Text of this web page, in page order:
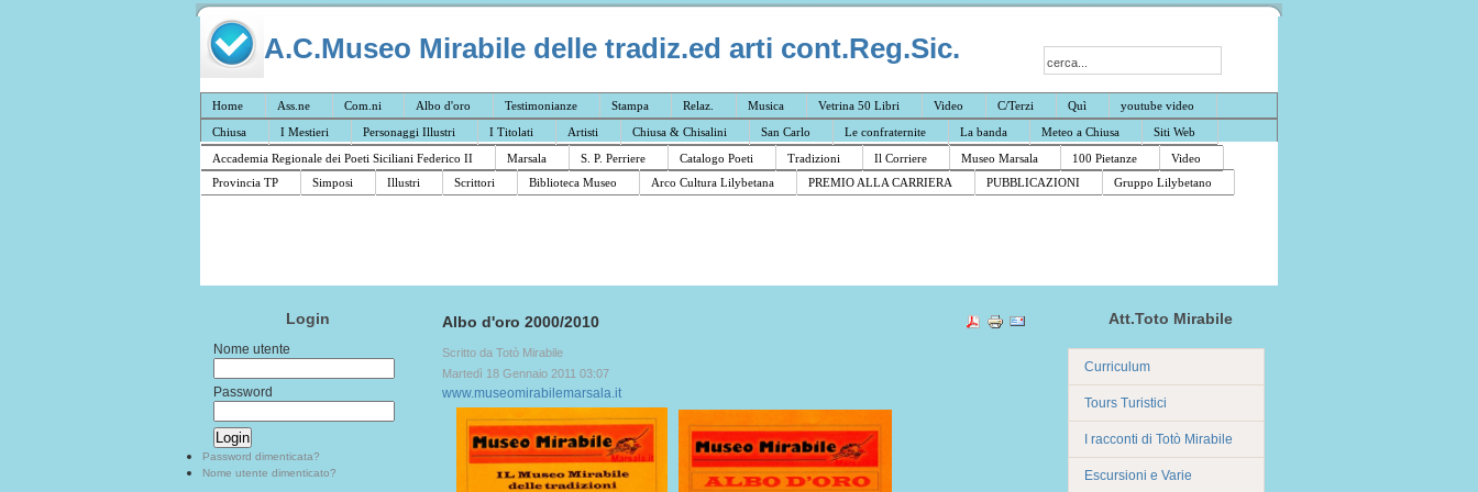
A.C.Museo Mirabile delle tradiz.ed arti cont.Reg.Sic.
Home Ass.ne Com.ni Albo d'oro Testimonianze Stampa Relaz. Musica Vetrina 50 Libri Video C/Terzi Quì
youtube video
Chiusa
I Mestieri Personaggi Illustri I Titolati Artisti Chiusa & Chisalini San Carlo Le confraternite La banda Meteo a Chiusa
Siti Web
Accademia Regionale dei Poeti Siciliani Federico II
Marsala S. P. Perriere Catalogo Poeti Tradizioni Il Corriere Museo Marsala 100 Pietanze
Video
Provincia TP
Simposi Illustri Scrittori Biblioteca Museo Arco Cultura Lilybetana PREMIO ALLA CARRIERA PUBBLICAZIONI Gruppo Lilybetano
Login
Nome utente
Password
Password dimenticata?
Nome utente dimenticato?
Albo d'oro 2000/2010
Scritto da Totò Mirabile
Martedì 18 Gennaio 2011 03:07
www.museomirabilemarsala.it
Att.Toto Mirabile
Curriculum
Tours Turistici
I racconti di Totò Mirabile
Escursioni e Varie